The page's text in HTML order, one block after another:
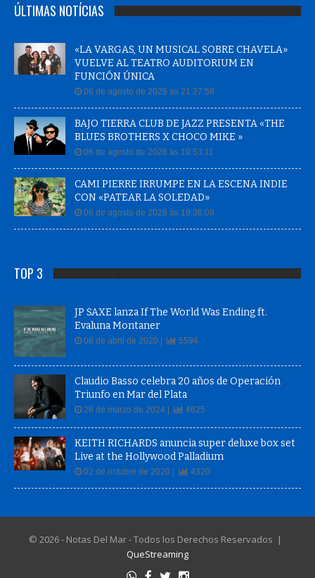
ÚLTIMAS NOTÍCIAS
«LA VARGAS, UN MUSICAL SOBRE CHAVELA»
VUELVE AL TEATRO AUDITORIUM EN
FUNCIÓN ÚNICA
06 de agosto de 2026 às 21:27:58
BAJO TIERRA CLUB DE JAZZ PRESENTA «THE
BLUES BROTHERS X CHOCO MIKE »
06 de agosto de 2026 às 19:53:11
CAMI PIERRE IRRUMPE EN LA ESCENA INDIE
CON «PATEAR LA SOLEDAD»
06 de agosto de 2026 às 19:36:09
TOP 3
JP SAXE lanza If The World Was Ending ft.
Evaluna Montaner
08 de abril de 2020 | 5594
Claudio Basso celebra 20 años de Operación
Triunfo en Mar del Plata
26 de marzo de 2024 | 4625
KEITH RICHARDS anuncia super deluxe box set
Live at the Hollywood Palladium
02 de octubre de 2020 | 4320
© 2026 - Notas Del Mar - Todos los Derechos Reservados |
QueStreaming